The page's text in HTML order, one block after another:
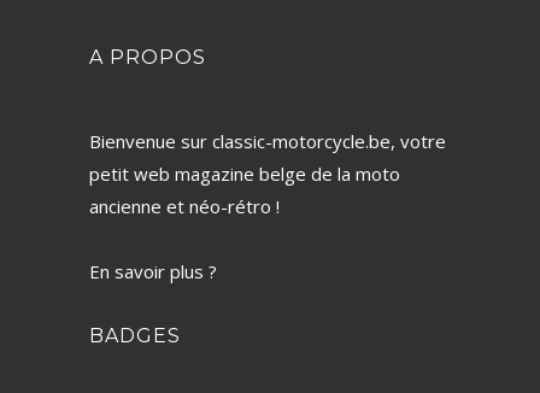
A PROPOS
Bienvenue sur classic-motorcycle.be, votre
petit web magazine belge de la moto
ancienne et néo-rétro !
En savoir plus ?
BADGES